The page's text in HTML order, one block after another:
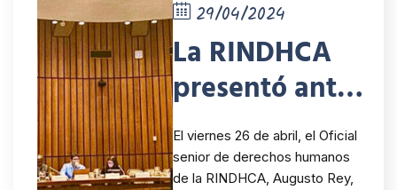
29/04/2024
La RINDHCA
presentó ante
la CEPAL
propuesta de
El viernes 26 de abril, el Oficial
senior de derechos humanos
de la RINDHCA, Augusto Rey,